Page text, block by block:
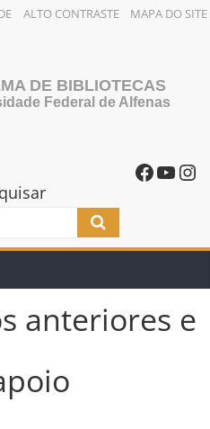
ALTO CONTRASTE MAPA DO SITE
DE BIBLIOTECAS
Federal de Alfenas
anteriores e